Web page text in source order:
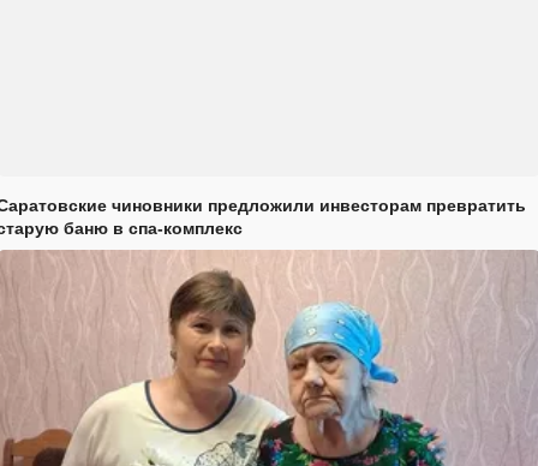
чиновники предложили инвесторам превратить
баню в спа-комплекс